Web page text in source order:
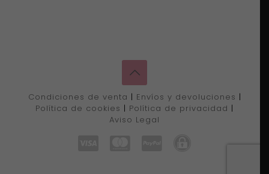
Condiciones de venta | Envíos y devoluciones |
Política de cookies | Política de privacidad |
Aviso Legal